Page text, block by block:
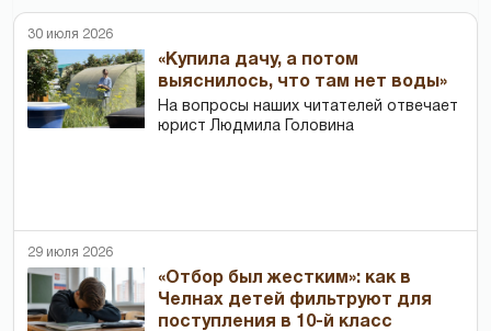
30 июля 2026
«Купила дачу, а потом
выяснилось, что там нет воды»
На вопросы наших читателей отвечает
юрист Людмила Головина
29 июля 2026
«Отбор был жестким»: как в
Челнах детей фильтруют для
поступления в 10-й класс